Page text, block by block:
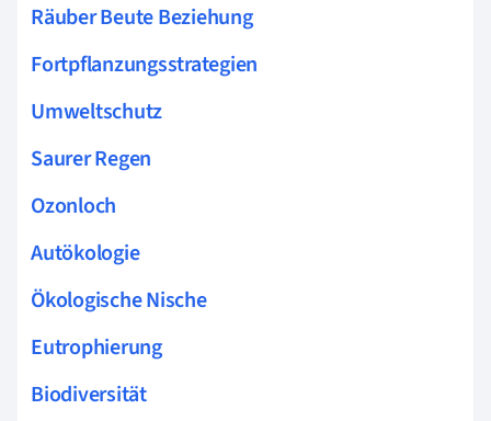
Räuber Beute Beziehung
Fortpflanzungsstrategien
Umweltschutz
Saurer Regen
Ozonloch
Autökologie
Ökologische Nische
Eutrophierung
Biodiversität